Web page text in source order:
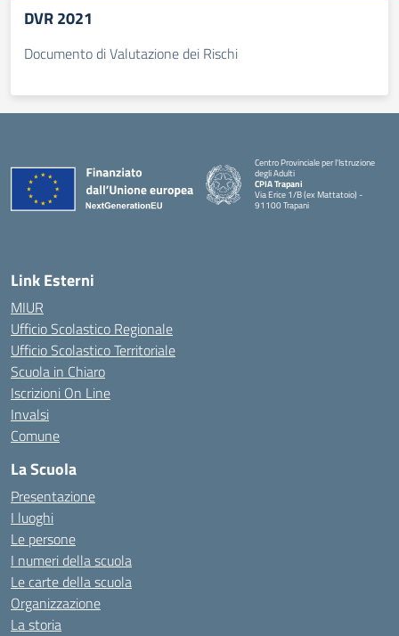
DVR 2021
Documento di Valutazione dei Rischi
Centro Provinciale per l'Istruzione
degli Adulti
CPIA Trapani
Via Erice 1/B (ex Mattatoio) -
91100 Trapani
Link Esterni
MIUR
Ufficio Scolastico Regionale
Ufficio Scolastico Territoriale
Scuola in Chiaro
Iscrizioni On Line
Invalsi
Comune
La Scuola
Presentazione
I luoghi
Le persone
I numeri della scuola
Le carte della scuola
Organizzazione
La storia